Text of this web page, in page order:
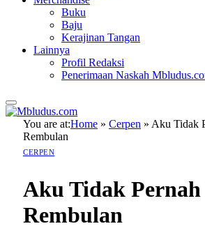
Buku
Baju
Kerajinan Tangan
Lainnya
Profil Redaksi
Penerimaan Naskah
You are at:Home » Cerpen » Aku Tidak
Rembulan
CERPEN
Aku Tidak
Rembulan